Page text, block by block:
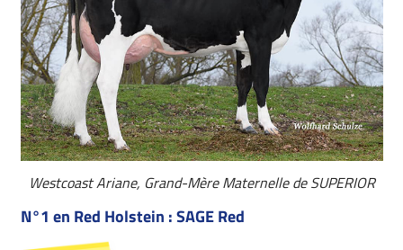
Westcoast Ariane, Grand-Mère Maternelle de SUPERIOR
N°1 en Red Holstein : SAGE Red